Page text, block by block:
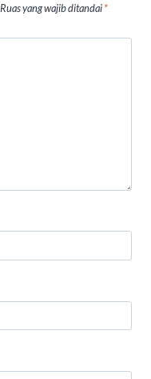
Ruas yang wajib ditandai*